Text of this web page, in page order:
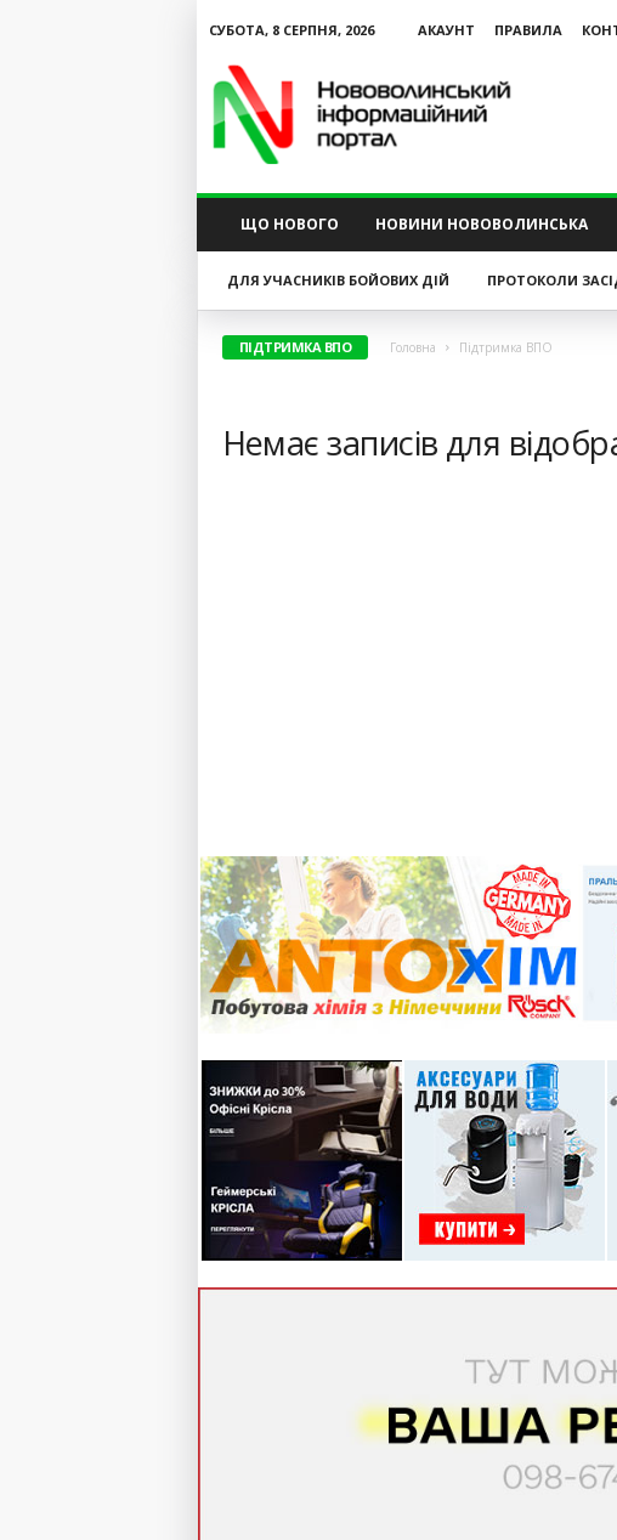
СУБОТА, 8 СЕРПНЯ, 2026 АКАУНТ ПРАВИЛА
ЩО НОВОГО НОВИНИ НОВОВОЛИНСЬКА
ДЛЯ УЧАСНИКІВ БОЙОВИХ ДІЙ ПРОТОКОЛИ
ПІДТРИМКА ВПО Головна Підтримка ВПО
Немає записів для